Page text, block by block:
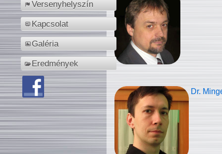
Versenyhelyszín
Kapcsolat
Galéria
Eredmények
Dr.